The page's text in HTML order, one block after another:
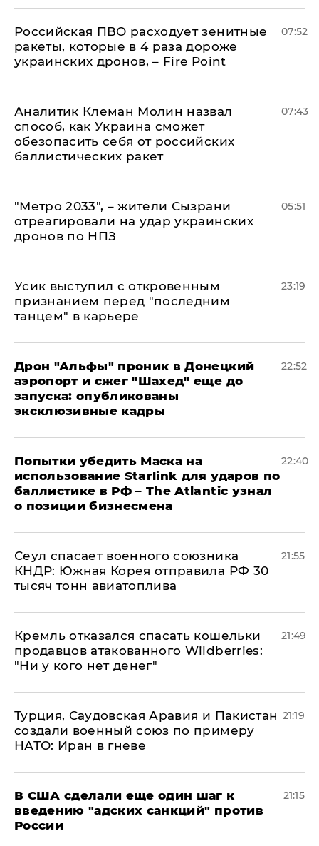
Российская ПВО расходует зенитные
ракеты, которые в 4 раза дороже
украинских дронов, – Fire Point
07:52
Аналитик Клеман Молин назвал
способ, как Украина сможет
обезопасить себя от российских
баллистических ракет
07:43
"Метро 2033", – жители Сызрани
отреагировали на удар украинских
дронов по НПЗ
05:51
Усик выступил с откровенным
признанием перед "последним
танцем" в карьере
23:19
Дрон "Альфы" проник в Донецкий
аэропорт и сжег "Шахед" еще до
запуска: опубликованы
эксклюзивные кадры
22:52
Попытки убедить Маска на
использование Starlink для ударов по
баллистике в РФ – The Atlantic узнал
о позиции бизнесмена
22:40
​Сеул спасает военного союзника
КНДР: Южная Корея отправила РФ 30
тысяч тонн авиатоплива
21:55
Кремль отказался спасать кошельки
продавцов атакованного Wildberries:
"Ни у кого нет денег"
21:49
Турция, Саудовская Аравия и Пакистан
создали военный союз по примеру
НАТО: Иран в гневе
21:19
В США сделали еще один шаг к
введению "адских санкций" против
России
21:15